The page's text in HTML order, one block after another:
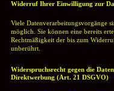
Widerruf Ihrer Einwilligung zur
Viele Datenverarbeitungsvorgänge
möglich. Sie können eine bereits
Rechtmäßigkeit der bis zum
unberührt.
Widerspruchsrecht gegen die
Direktwerbung (Art. 21 DSGVO)